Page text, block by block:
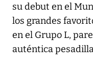
su debut en el
los grandes
en el Grupo L,
auténtica